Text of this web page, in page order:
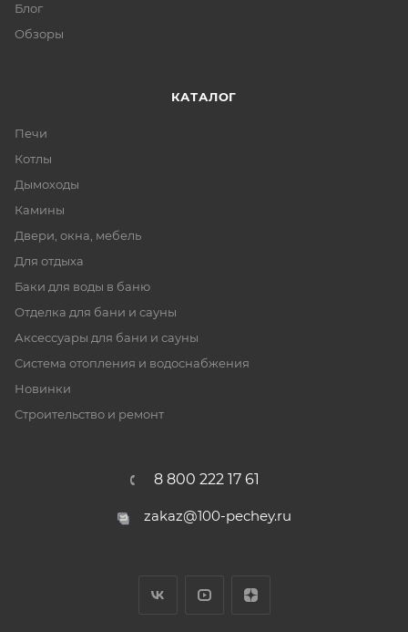
Блог
Обзоры
КАТАЛОГ
Печи
Котлы
Дымоходы
Камины
Двери, окна, мебель
Для отдыха
Баки для воды в баню
Отделка для бани и сауны
Аксессуары для бани и сауны
Система отопления и водоснабжения
Новинки
Строительство и ремонт
8 800 222 17 61
zakaz@100-pechey.ru